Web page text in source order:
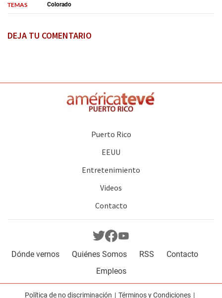
TEMAS Colorado
DEJA TU COMENTARIO
Puerto Rico
EEUU
Entretenimiento
Videos
Contacto
Dónde vernos Quiénes Somos RSS
Contacto
Empleos
Política de no discriminación Términos y Condiciones